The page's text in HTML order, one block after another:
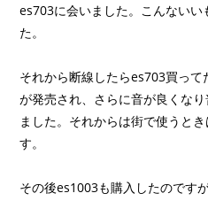
es703に会いました。こんない
た。
それから断線したらes703買っ
が発売され、さらに音が良くな
ました。それからは街で使うと
す。
その後es1003も購入したのです